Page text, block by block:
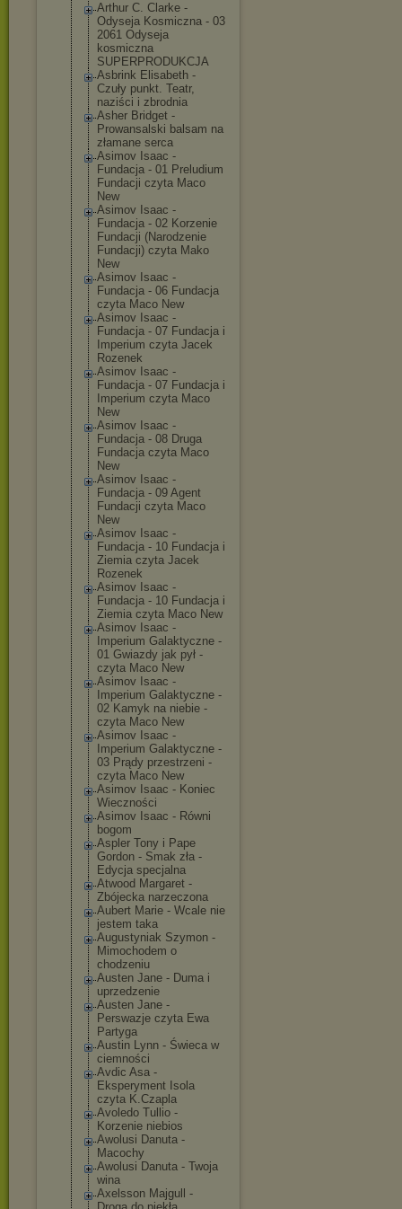
Arthur C. Clarke -
Odyseja Kosmiczna - 03
2061 Odyseja
kosmiczna
SUPERPRODUKCJA
Asbrink Elisabeth -
Czuły punkt. Teatr,
naziści i zbrodnia
Asher Bridget -
Prowansalski balsam na
złamane serca
Asimov Isaac -
Fundacja - 01 Preludium
Fundacji czyta Maco
New
Asimov Isaac -
Fundacja - 02 Korzenie
Fundacji (Narodzenie
Fundacji) czyta Mako
New
Asimov Isaac -
Fundacja - 06 Fundacja
czyta Maco New
Asimov Isaac -
Fundacja - 07 Fundacja i
Imperium czyta Jacek
Rozenek
Asimov Isaac -
Fundacja - 07 Fundacja i
Imperium czyta Maco
New
Asimov Isaac -
Fundacja - 08 Druga
Fundacja czyta Maco
New
Asimov Isaac -
Fundacja - 09 Agent
Fundacji czyta Maco
New
Asimov Isaac -
Fundacja - 10 Fundacja i
Ziemia czyta Jacek
Rozenek
Asimov Isaac -
Fundacja - 10 Fundacja i
Ziemia czyta Maco New
Asimov Isaac -
Imperium Galaktyczne -
01 Gwiazdy jak pył -
czyta Maco New
Asimov Isaac -
Imperium Galaktyczne -
02 Kamyk na niebie -
czyta Maco New
Asimov Isaac -
Imperium Galaktyczne -
03 Prądy przestrzeni -
czyta Maco New
Asimov Isaac - Koniec
Wieczności
Asimov Isaac - Równi
bogom
Aspler Tony i Pape
Gordon - Smak zła -
Edycja specjalna
Atwood Margaret -
Zbójecka narzeczona
Aubert Marie - Wcale nie
jestem taka
Augustyniak Szymon -
Mimochodem o
chodzeniu
Austen Jane - Duma i
uprzedzenie
Austen Jane -
Perswazje czyta Ewa
Partyga
Austin Lynn - Świeca w
ciemności
Avdic Asa -
Eksperyment Isola
czyta K.Czapla
Avoledo Tullio -
Korzenie niebios
Awolusi Danuta -
Macochy
Awolusi Danuta - Twoja
wina
Axelsson Majgull -